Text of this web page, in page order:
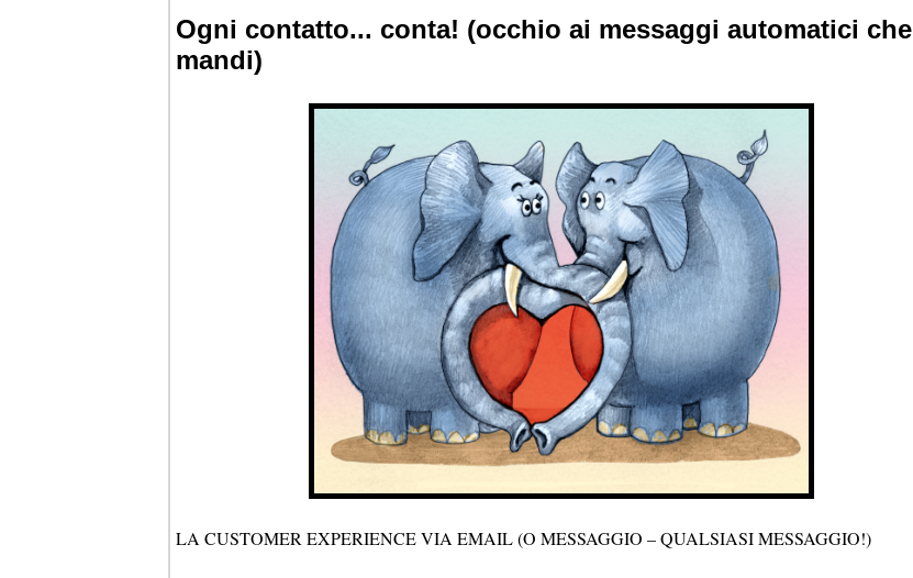
Ogni contatto... conta! (occhio ai messaggi automatici che
mandi)
LA CUSTOMER EXPERIENCE VIA EMAIL (O MESSAGGIO – QUALSIASI MESSAGGIO!)